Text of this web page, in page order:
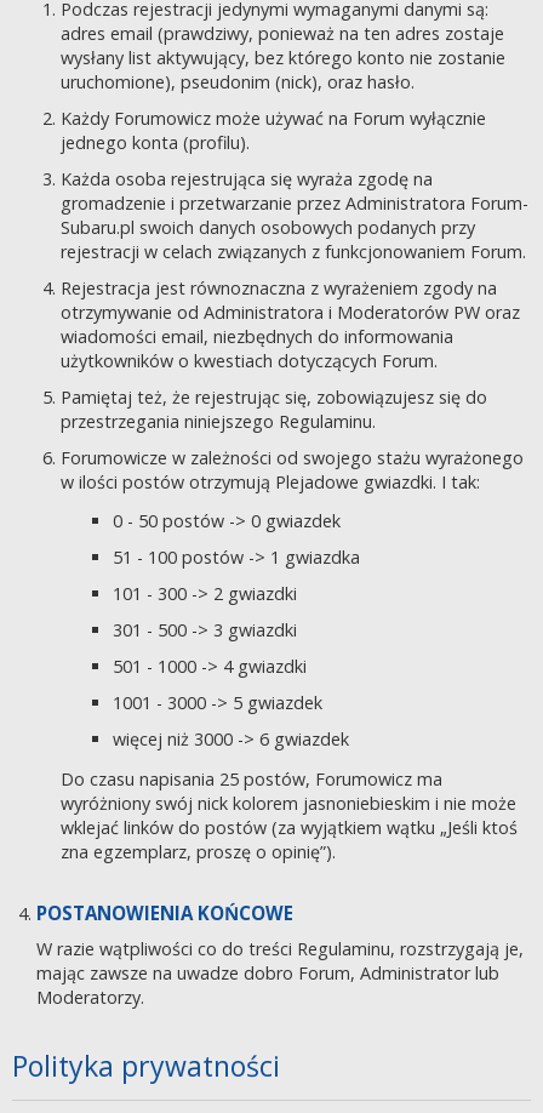
Podczas rejestracji jedynymi wymaganymi danymi są:
adres email (prawdziwy, ponieważ na ten adres zostaje
wysłany list aktywujący, bez którego konto nie zostanie
uruchomione), pseudonim (nick), oraz hasło.
Każdy Forumowicz może używać na Forum wyłącznie
jednego konta (profilu).
Każda osoba rejestrująca się wyraża zgodę na
gromadzenie i przetwarzanie przez Administratora Forum-
Subaru.pl swoich danych osobowych podanych przy
rejestracji w celach związanych z funkcjonowaniem Forum.
Rejestracja jest równoznaczna z wyrażeniem zgody na
otrzymywanie od Administratora i Moderatorów PW oraz
wiadomości email, niezbędnych do informowania
użytkowników o kwestiach dotyczących Forum.
Pamiętaj też, że rejestrując się, zobowiązujesz się do
przestrzegania niniejszego Regulaminu.
Forumowicze w zależności od swojego stażu wyrażonego
w ilości postów otrzymują Plejadowe gwiazdki. I tak:
0 - 50 postów -> 0 gwiazdek
51 - 100 postów -> 1 gwiazdka
101 - 300 -> 2 gwiazdki
301 - 500 -> 3 gwiazdki
501 - 1000 -> 4 gwiazdki
1001 - 3000 -> 5 gwiazdek
więcej niż 3000 -> 6 gwiazdek
Do czasu napisania 25 postów, Forumowicz ma
wyróżniony swój nick kolorem jasnoniebieskim i nie może
wklejać linków do postów (za wyjątkiem wątku „Jeśli ktoś
zna egzemplarz, proszę o opinię”).
POSTANOWIENIA KOŃCOWE
W razie wątpliwości co do treści Regulaminu, rozstrzygają je,
mając zawsze na uwadze dobro Forum, Administrator lub
Moderatorzy.
Polityka prywatności